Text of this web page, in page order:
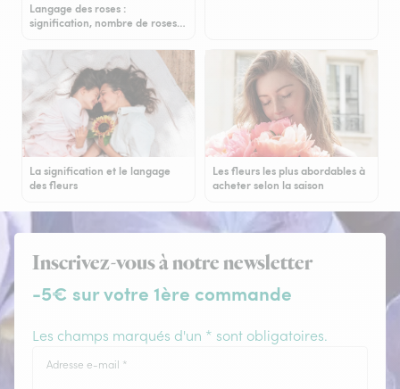
Langage des roses :
signification, nombre de roses…
La signification et le langage
des fleurs
Les fleurs les plus abordables à
acheter selon la saison
Inscrivez-vous à notre newsletter
-5€ sur votre 1ère commande
Les champs marqués d'un * sont obligatoires.
Adresse e-mail *